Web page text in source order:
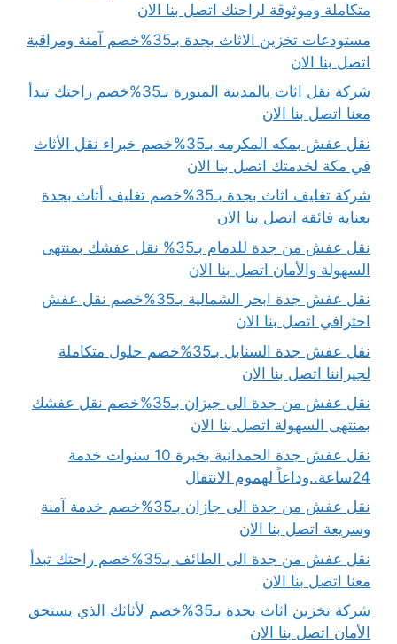
متكاملة وموثوقة لراحتك اتصل بنا الان
مستودعات تخزين الاثاث بجدة بـ35%خصم آمنة ومراقبة
اتصل بنا الان
شركة نقل اثاث بالمدينة المنورة بـ35%خصم راحتك تبدأ
معنا اتصل بنا الان
نقل عفش بمكه المكرمه بـ35%خصم خبراء نقل الأثاث
في مكة لخدمتك اتصل بنا الان
شركة تغليف اثاث بجدة بـ35%خصم تغليف أثاث بجدة
بعناية فائقة اتصل بنا الان
نقل عفش من جدة للدمام بـ35% نقل عفشك بمنتهى
السهولة والأمان اتصل بنا الان
نقل عفش جدة ابحر الشمالية بـ35%خصم نقل عفش
احترافي اتصل بنا الان
نقل عفش جدة السنابل بـ35%خصم حلول متكاملة
لجيراننا اتصل بنا الان
نقل عفش من جدة الى جيزان بـ35%خصم نقل عفشك
بمنتهى السهولة اتصل بنا الان
نقل عفش جدة الحمدانية بخبرة 10 سنوات خدمة
24ساعة..وداعاً لهموم الانتقال
نقل عفش من جدة الى جازان بـ35%خصم خدمة آمنة
وسريعة اتصل بنا الان
نقل عفش من جدة الى الطائف بـ35%خصم راحتك تبدأ
معنا اتصل بنا الان
شركة تخزين اثاث بجدة بـ35%خصم لأثاثك الذي يستحق
الأمان اتصل بنا الان